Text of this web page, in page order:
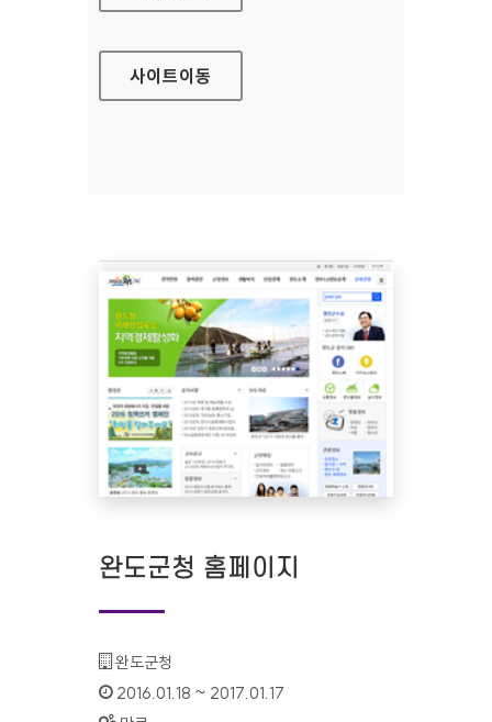
사이트이동
완도군청 홈페이지
기관명 :
완도군청
인증기간 :
2016.01.18 ~ 2017.01.17